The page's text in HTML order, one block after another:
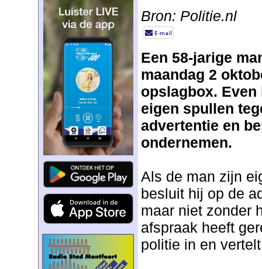
Bron: Politie.nl
Een 58-jarige
maandag 2
opslagbox.
eigen spullen
advertentie en
ondernemen.
Als de man zijn
besluit hij op de
maar niet zonder
afspraak heeft
politie in en